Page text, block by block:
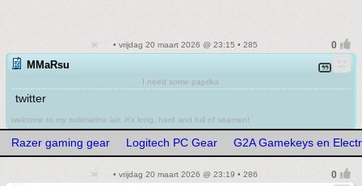
• vrijdag 20 maart 2026 @ 23:15 • 285
MMaRsu
I need some paprika
twitter
welcome to my submarine lair. It's long, hard and full of seamen!
Razer gaming gear Logitech PC Gear G2A Gamekeys en
• vrijdag 20 maart 2026 @ 23:19 • 286